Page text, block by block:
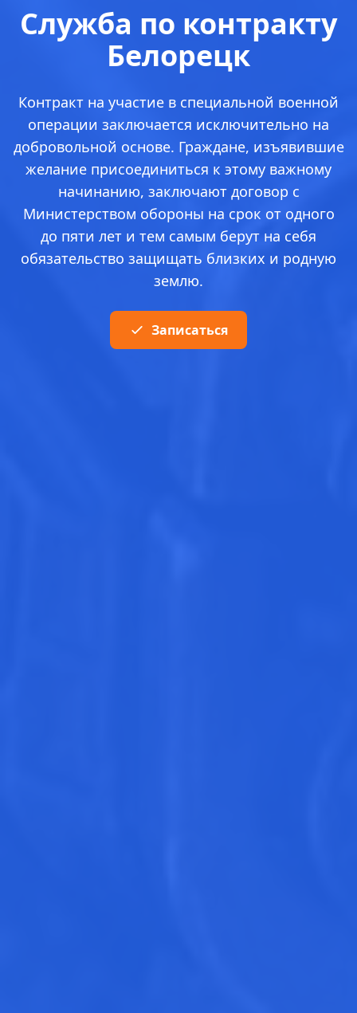
Служба по контракту
Белорецк
Контракт на участие в специальной военной
операции заключается исключительно на
добровольной основе. Граждане, изъявившие
желание присоединиться к этому важному
начинанию, заключают договор с
Министерством обороны на срок от одного
до пяти лет и тем самым берут на себя
обязательство защищать близких и родную
землю.
Записаться